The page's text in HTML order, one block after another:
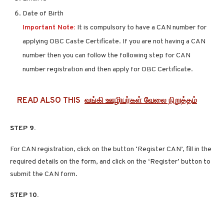
Date of Birth
Important Note: It is compulsory to have a CAN number for
applying OBC Caste Certificate. If you are not having a CAN
number then you can follow the following step for CAN
number registration and then apply for OBC Certificate.
READ ALSO THIS வங்கி ஊழியர்கள் வேலை நிறுத்தம்
STEP 9.
For CAN registration, click on the button ‘Register CAN’, fill in the
required details on the form, and click on the ‘Register’ button to
submit the CAN form.
STEP 10.